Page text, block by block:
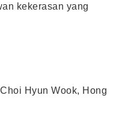
kekerasan yang
Hyun Wook, Hong